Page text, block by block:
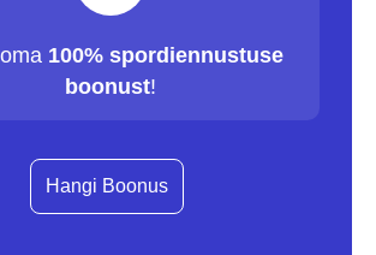
100% spordiennustuse
boonust!
Hangi Boonus